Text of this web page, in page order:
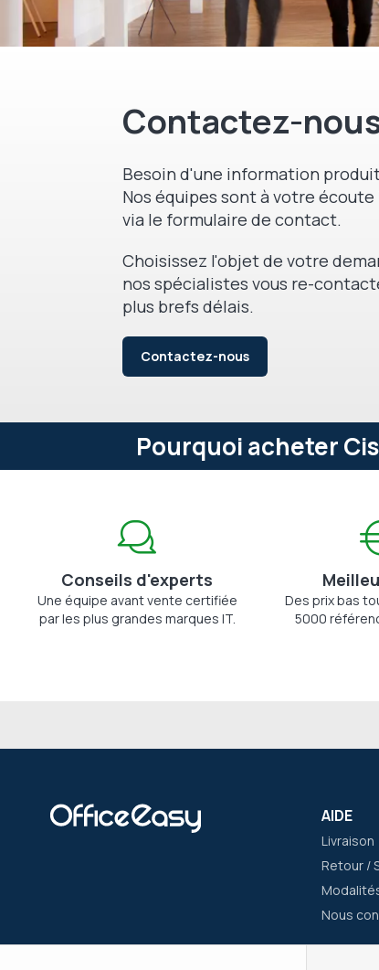
Contactez-
Besoin d'une information
Nos équipes sont à votre écoute
via le formulaire de contact.
Choisissez l'objet de votre
nos spécialistes vous re-
plus brefs délais.
Contactez-nous
Pourquoi acheter
Conseils d'experts
Une équipe avant vente certifiée
par les plus grandes marques IT.
Des prix bas
5000
AIDE
Livraison
Retour /
Nous